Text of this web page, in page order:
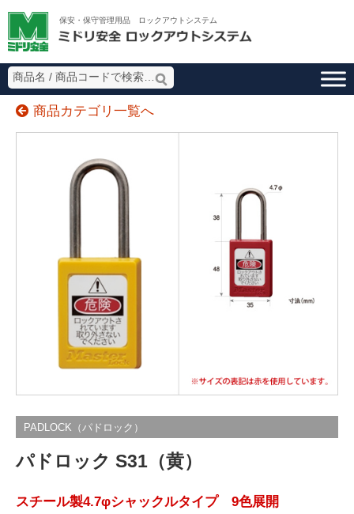
保安・保守管理用品 ロックアウトシステム
商品カテゴリ一覧へ
PADLOCK（パドロック）
パドロック S31（黄）
スチール製4.7φシャックルタイプ 9色展開